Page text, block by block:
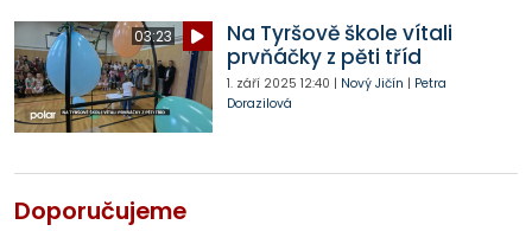
03:23
Na Tyršově škole vítali
prvňáčky z pěti tříd
1. září 2025 12:40 | Nový Jičín | Petra
Dorazilová
Doporučujeme